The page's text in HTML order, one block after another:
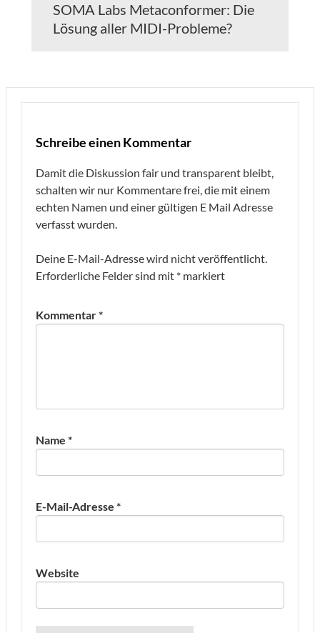
SOMA Labs Metaconformer: Die
Lösung aller MIDI-Probleme?
Schreibe einen Kommentar
Damit die Diskussion fair und transparent bleibt,
schalten wir nur Kommentare frei, die mit einem
echten Namen und einer gültigen E Mail Adresse
verfasst wurden.
Deine E-Mail-Adresse wird nicht veröffentlicht.
Erforderliche Felder sind mit * markiert
Kommentar*
Name *
E-Mail-Adresse *
Website